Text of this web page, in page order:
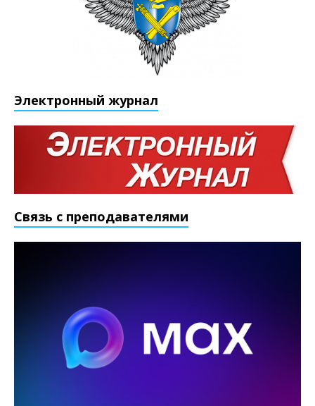
Электронный журнал
Связь с преподавателями